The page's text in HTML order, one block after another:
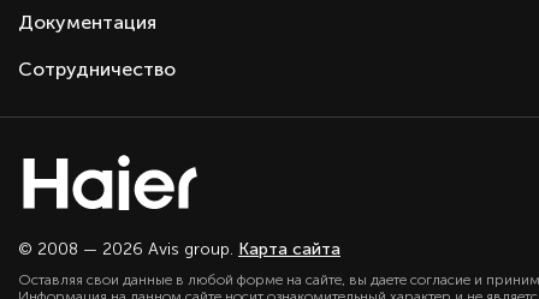
Документация
Сотрудничество
© 2008 — 2026 Avis group. Карта сайта
Оставляя свои данные в любой форме на сайте, вы даете согласие и